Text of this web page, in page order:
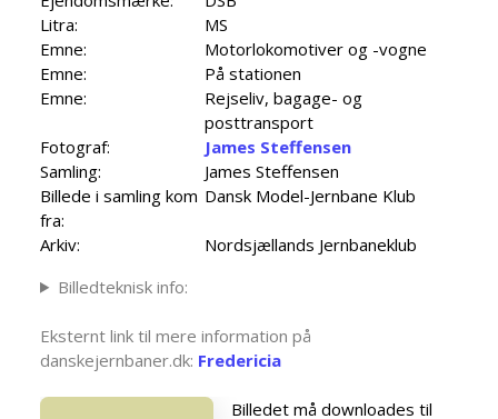
Litra:
MS
Emne:
Motorlokomotiver og -vogne
Emne:
På stationen
Emne:
Rejseliv, bagage- og
posttransport
Fotograf:
James Steffensen
Samling:
James Steffensen
Billede i samling kom
fra:
Dansk Model-Jernbane Klub
Arkiv:
Nordsjællands Jernbaneklub
Billedteknisk info:
Eksternt link til mere information på
danskejernbaner.dk: Fredericia
Billedet må downloades til